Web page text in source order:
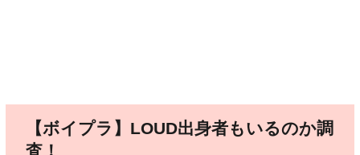
【ボイプラ】LOUD出身者もいるのか調
査！